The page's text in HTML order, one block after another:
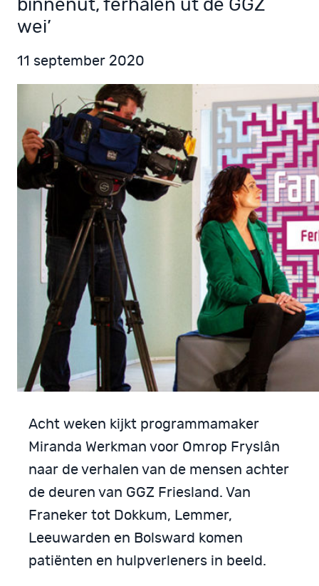
binnenút, ferhalen út de GGZ
wei’
11 september 2020
Acht weken kijkt programmamaker
Miranda Werkman voor Omrop Fryslân
naar de verhalen van de mensen achter
de deuren van GGZ Friesland. Van
Franeker tot Dokkum, Lemmer,
Leeuwarden en Bolsward komen
patiënten en hulpverleners in beeld.